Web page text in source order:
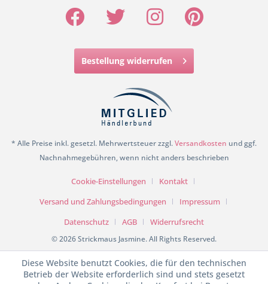
Bestellung widerrufen
* Alle Preise inkl. gesetzl. Mehrwertsteuer zzgl.Versandkosten und ggf.
Nachnahmegebühren, wenn nicht anders beschrieben
Cookie-Einstellungen
Kontakt
Versand und Zahlungsbedingungen
Impressum
Datenschutz
AGB Widerrufsrecht
© 2026 Strickmaus Jasmine. All Rights Reserved.
Diese Website benutzt Cookies, die für den technischen
Betrieb der Website erforderlich sind und stets gesetzt